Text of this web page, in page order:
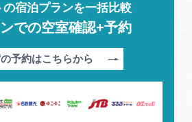
の宿泊プランを一括比較
での空室確認+予約
予約はこちらから